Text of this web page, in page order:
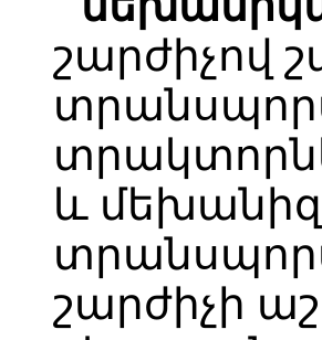
շարժիչով
և
շարժիչի